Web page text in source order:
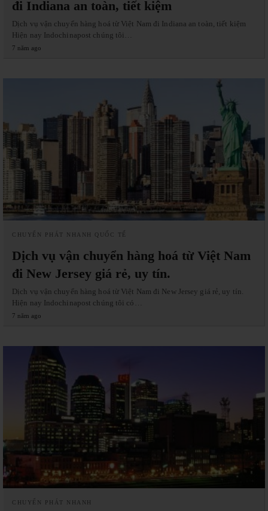
đi Indiana an toàn, tiết kiệm
Dịch vụ vận chuyển hàng hoá từ Việt Nam đi Indiana an toàn, tiết kiệm
Hiện nay Indochinapost chúng tôi…
7 năm ago
CHUYỂN PHÁT NHANH QUỐC TẾ
Dịch vụ vận chuyển hàng hoá từ Việt Nam
đi New Jersey giá rẻ, uy tín.
Dịch vụ vận chuyển hàng hoá từ Việt Nam đi New Jersey giá rẻ, uy tín.
Hiện nay Indochinapost chúng tôi có…
7 năm ago
CHUYỂN PHÁT NHANH